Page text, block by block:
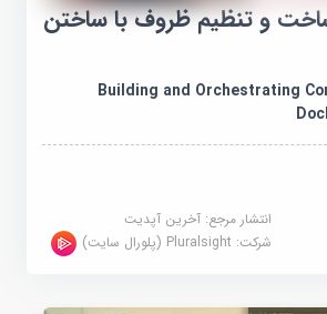
و تنظیم ظروف با ساختن
Building and Orchestrating
انتشار مرجع:آخرین آپدیت
شرکت:Pluralsight (پلورال سایت)